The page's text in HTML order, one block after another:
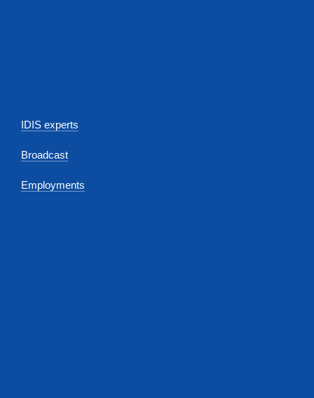
IDIS experts
Broadcast
Employments